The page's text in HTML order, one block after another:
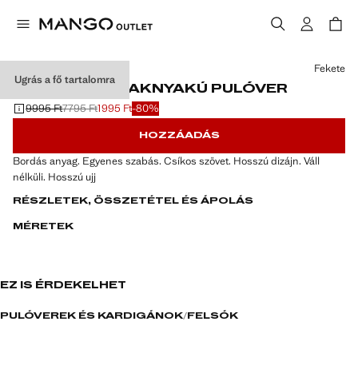
Ugrás a fő tartalomra
CSÍKOS CSÓNAKNYAKÚ PULÓVER
Kezdeti ár áthúzva [9995 Ft ]
9995 Ft
Második ár áthúzva [7795 Ft ]
7795 Ft
Jelenlegi ár [1995 Ft ]1995 Ft-80%
Válassz egy színt
Fekete
HOZZÁADÁS
Bordás anyag. Egyenes szabás. Csíkos szövet. Hosszú dizájn. Váll
nélküli. Hosszú ujj
RÉSZLETEK, ÖSSZETÉTEL ÉS ÁPOLÁS
MÉRETEK
EZ IS ÉRDEKELHET
PULÓVEREK ÉS KARDIGÁNOK FELSŐK